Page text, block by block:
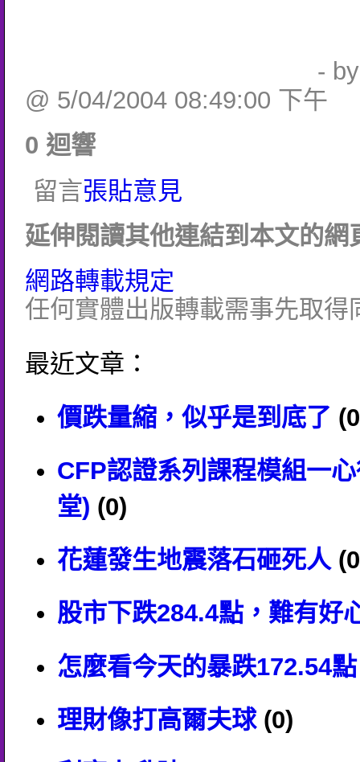
-
@ 5/04/2004 08:49:00 下午
0 迴響
留言張貼意見
延伸閱讀其他連結到本文的網
網路轉載規定
任何實體出版轉載需事先取得
最近文章：
價跌量縮，似乎是到底了
CFP認證系列課程模組一
堂) (0)
花蓮發生地震落石砸死人
股市下跌284.4點，難有好
怎麼看今天的暴跌172.54點
理財像打高爾夫球(0)